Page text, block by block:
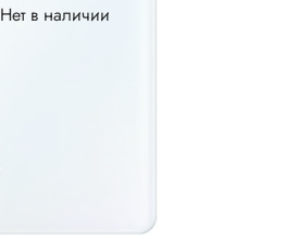
Нет в наличии